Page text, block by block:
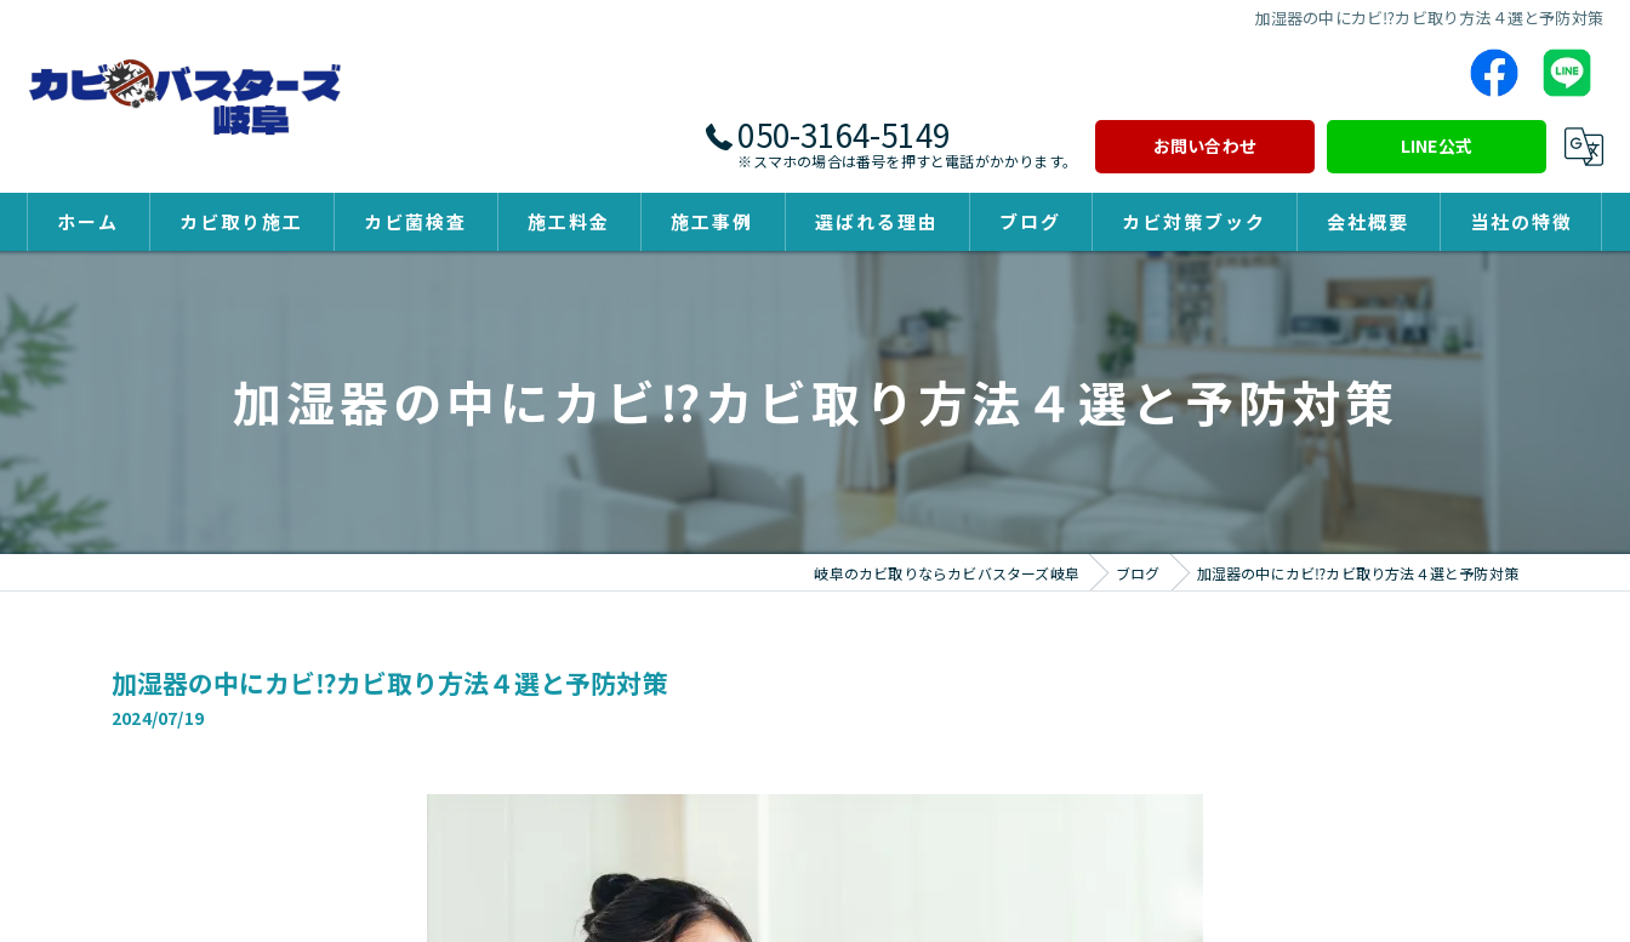
加湿器の中にカビ⁉カビ取り方法４選と予防対策
050-3164-5149
※スマホの場合は番号を押すと電話がかかります。
お問い合わせ LINE公式
ホーム カビ取り施工 カビ菌検査 施工料金 施工事例 選ばれる理由 ブログ カビ対策ブック 会社概要 当社の特徴
除カビ
加湿器の中にカビ⁉カビ取り方法４選と予防対策
岐阜のカビ取りならカビバスターズ岐阜 ブログ 加湿器の中にカビ⁉カビ取り方法４選と予防対策
加湿器の中にカビ⁉カビ取り方法４選と予防対策
2024/07/19